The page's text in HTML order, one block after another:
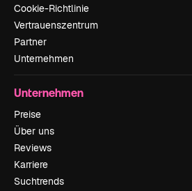
Cookie-Richtlinie
Vertrauenszentrum
Partner
Unternehmen
Unternehmen
Preise
Über uns
Reviews
Karriere
Suchtrends